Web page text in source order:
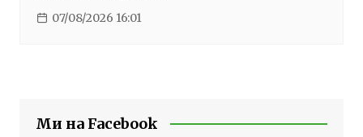
07/08/2026 16:01
Ми на Facebook